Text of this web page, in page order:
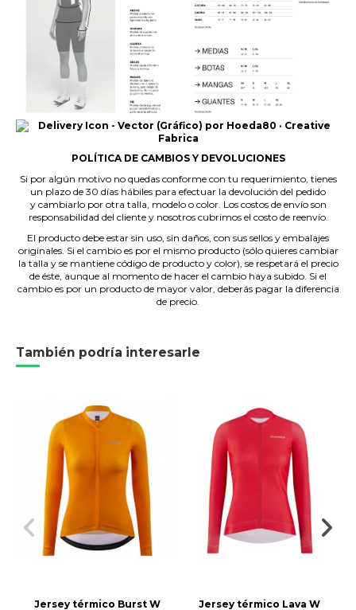
POLÍTICA DE CAMBIOS Y DEVOLUCIONES
Si por algún motivo no quedas conforme con tu requerimiento, tienes
un plazo de 30 días hábiles para efectuar la devolución del pedido
y cambiarlo por otra talla, modelo o color. Los costos de envío son
responsabilidad del cliente y nosotros cubrimos el costo de reenvío.
El producto debe estar sin uso, sin daños, con sus sellos y embalajes
originales. Si el cambio es por el mismo producto (sólo quieres cambiar
la talla y se mantiene código de producto y color), se respetará el precio
de éste, aunque al momento de hacer el cambio haya subido. Si el
cambio es por un producto de mayor valor, deberás pagar la diferencia
de precio.
También podría interesarle
Jersey térmico Burst W Jersey térmico Lava W